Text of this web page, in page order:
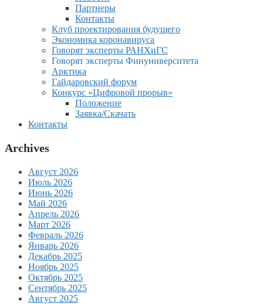
Партнеры
Контакты
Клуб проектирования будущего
Экономика коронавируса
Говорят эксперты РАНХиГС
Говорят эксперты Финуниверситета
Арктика
Гайдаровский форум
Конкурс «Цифровой прорыв»
Положение
Заявка/Скачать
Контакты
Archives
Август 2026
Июль 2026
Июнь 2026
Май 2026
Апрель 2026
Март 2026
Февраль 2026
Январь 2026
Декабрь 2025
Ноябрь 2025
Октябрь 2025
Сентябрь 2025
Август 2025